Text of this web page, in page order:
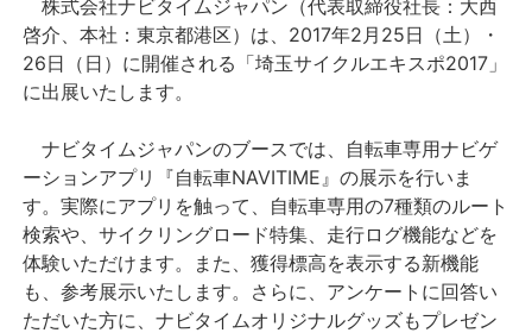
おしらせ
個人向けサービス
法人向けサービス
採用情報
株式会社ナビタイムジャパン（代表取締役社長：大西
啓介、本社：東京都港区）は、2017年2月25日（土）・
26日（日）に開催される「埼玉サイクルエキスポ2017」
に出展いたします。
ナビタイムジャパンのブースでは、自転車専用ナビゲ
ーションアプリ『自転車NAVITIME』の展示を行いま
す。実際にアプリを触って、自転車専用の7種類のルート
検索や、サイクリングロード特集、走行ログ機能などを
体験いただけます。また、獲得標高を表示する新機能
も、参考展示いたします。さらに、アンケートに回答い
ただいた方に、ナビタイムオリジナルグッズもプレゼン